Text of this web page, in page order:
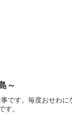
～
です。毎度おせわに
す。